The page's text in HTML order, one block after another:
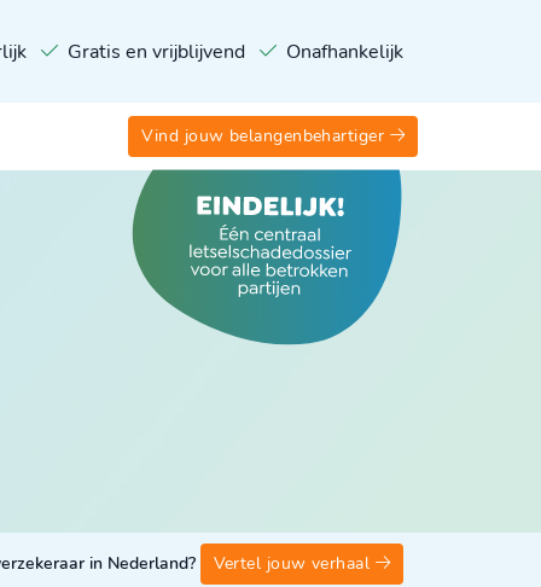
Gratis en vrijblijvend Onafhankelijk
Vind jouw belangenbehartiger
in Nederland? Vertel jouw verhaal